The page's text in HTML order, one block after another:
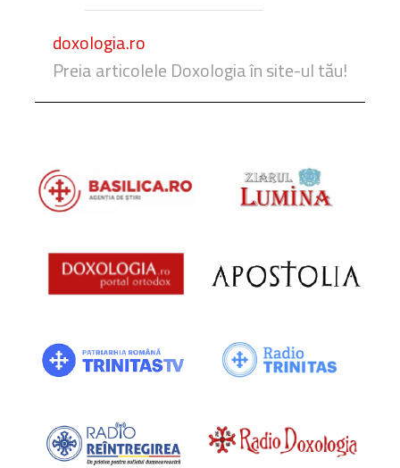
doxologia.ro
Preia articolele Doxologia în site-ul tău!